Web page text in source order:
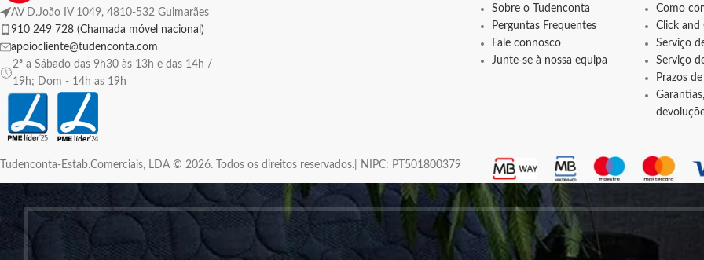
AV D.João IV 1049, 4810-532 Guimarães
910 249 728 (Chamada móvel nacional)
apoiocliente@tudenconta.com
2ª a Sábado das 9h30 às 13h e das 14h /
19h; Dom - 14h as 19h
Sobre o Tudenconta
Perguntas Frequentes
Fale connosco
Junte-se à nossa equipa
Como
Click and
Serviço
Serviço
Prazos
Tudenconta-Estab.Comerciais, LDA © 2026. Todos os direitos reservados.| NIPC: PT501800379